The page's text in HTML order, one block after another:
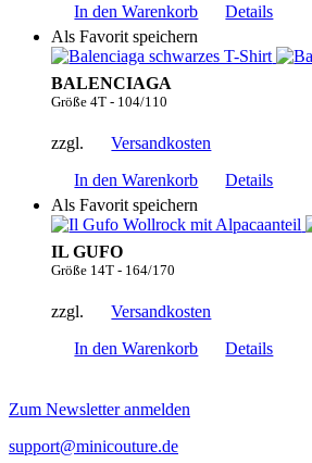
In den Warenkorb
Details
Als Favorit speichern
BALENCIAGA
Größe 4T - 104/110
zzgl.
Versandkosten
In den Warenkorb
Details
Als Favorit speichern
IL GUFO
Größe 14T - 164/170
zzgl.
Versandkosten
In den Warenkorb
Details
Zum Newsletter anmelden
support@minicouture.de